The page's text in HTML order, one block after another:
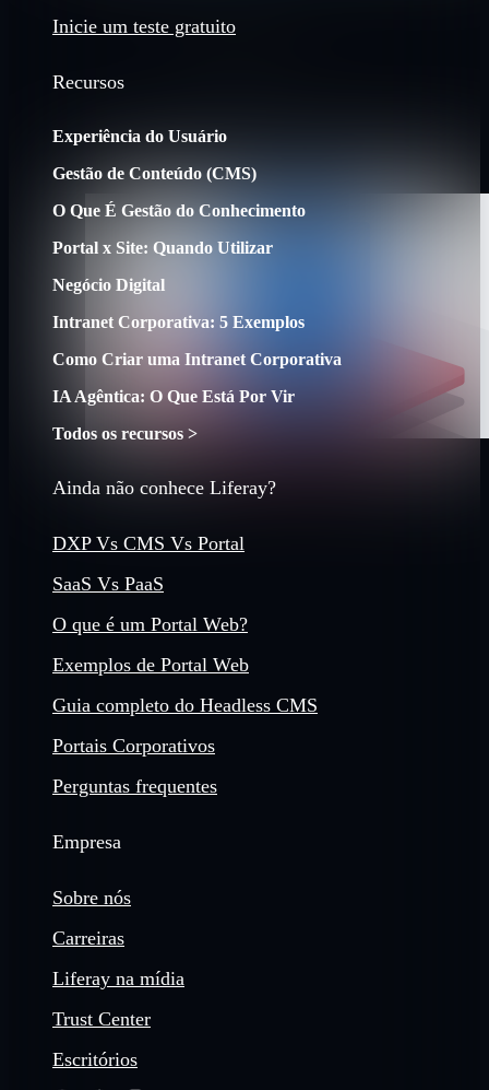
Inicie um teste gratuito
Recursos
Experiência do Usuário
Gestão de Conteúdo (CMS)
O Que É Gestão do Conhecimento
Portal x Site: Quando Utilizar
Negócio Digital
Intranet Corporativa: 5 Exemplos
Como Criar uma Intranet Corporativa
IA Agêntica: O Que Está Por Vir
Todos os recursos >
Ainda não conhece Liferay?
DXP Vs CMS Vs Portal
SaaS Vs PaaS
O que é um Portal Web?
Exemplos de Portal Web
Guia completo do Headless CMS
Portais Corporativos
Perguntas frequentes
Empresa
Sobre nós
Carreiras
Liferay na mídia
Trust Center
Escritórios